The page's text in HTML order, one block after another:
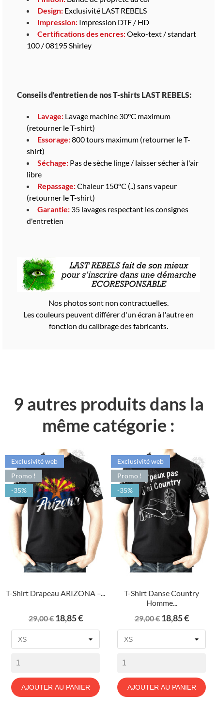
Design: Exclusivité LAST REBELS
Impression: Impression DTF / HD
Certifications des encres:Oeko-text / standart
100 / 08195 Shirley
Conseils d'entretien de nos T-shirts LAST REBELS:
Lavage: Lavage machine 30°C maximum
(retourner le T-shirt)
Essorage:800 tours maximum (retourner le T-
shirt)
Séchage: Pas de sèche linge / laisser sécher à l'air
libre
Repassage:Chaleur 150°C (..) sans vapeur
(retourner le T-shirt)
Garantie: 35 lavages respectant les consignes
d'entretien
Nos photos sont non contractuelles.
Les couleurs peuvent différer d'un écran à l'autre en
fonction du calibrage des fabricants.
9 autres produits dans la
même catégorie :
T-Shirt Drapeau ARIZONA –...
Prix
de
29,00 € Prix
18,85 €
AJOUTER AU PANIER
Exclusivité web
Promo !
-35%
T-Shirt Danse Country
Homme...
Prix
de
29,00 € Prix
18,85 €
AJOUTER AU PANIER
Exclusivité web
Promo !
-35%